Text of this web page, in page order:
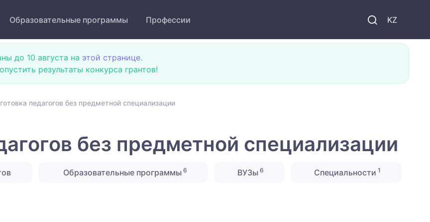
KZ
Образовательные программы Профессии
до 10 августа на этой странице.
результаты конкурса грантов!
педагогов без предметной специализации
без предметной специализации
Образовательные программы6 ВУЗы6 Специальности 1